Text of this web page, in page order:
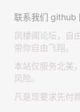
联系我们 github
凤楼阁论坛，自
带你自由飞翔。
本站仅服务北美
风险。
凡是现要求先付